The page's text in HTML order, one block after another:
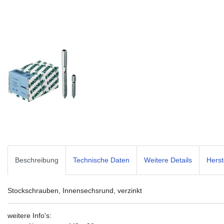
Beschreibung Technische Daten Weitere Details
Stockschrauben, Innensechsrund, verzinkt
weitere Info's: